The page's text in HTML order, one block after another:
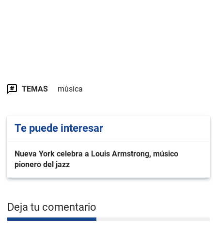
TEMAS música
Te puede interesar
Nueva York celebra a Louis Armstrong, músico
pionero del jazz
Deja tu comentario